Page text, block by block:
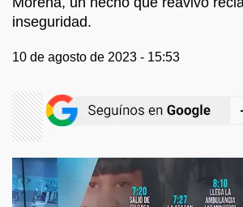
inseguridad.
10 de agosto de 2023 - 15:53